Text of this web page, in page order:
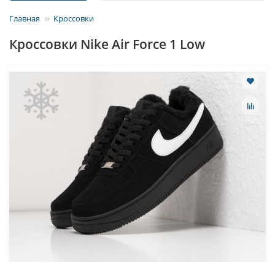
Главная Кроссовки
Кроссовки Nike Air Force 1 Low